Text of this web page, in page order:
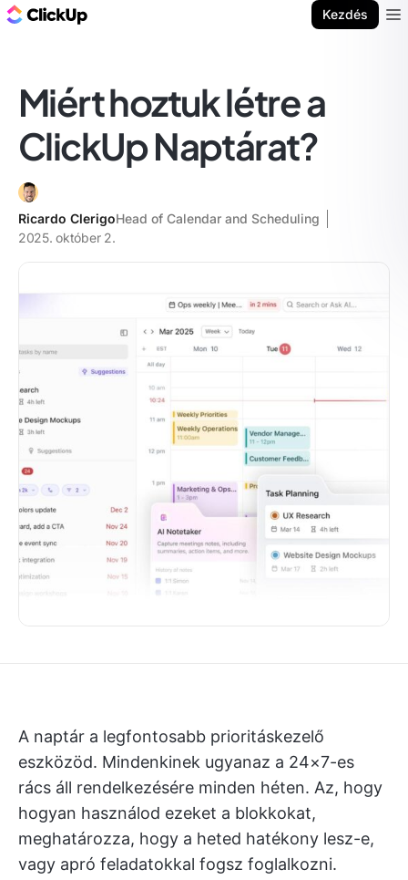
Kezdés
Miért hoztuk létre a
ClickUp Naptárat?
Ricardo ClerigoHead of Calendar and Scheduling
2025. október 2.
A naptár a legfontosabb prioritáskezelő
eszközöd. Mindenkinek ugyanaz a 24×7-es
rács áll rendelkezésére minden héten. Az, hogy
hogyan használod ezeket a blokkokat,
meghatározza, hogy a heted hatékony lesz-e,
vagy apró feladatokkal fogsz foglalkozni.